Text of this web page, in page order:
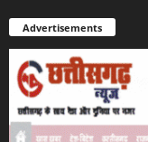
Advertisements